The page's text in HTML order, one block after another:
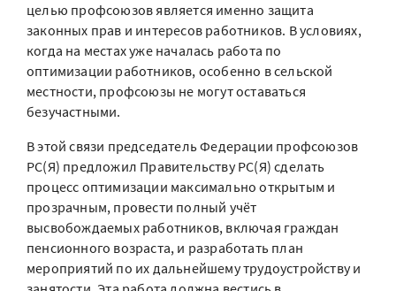
целью профсоюзов является именно защита
законных прав и интересов работников. В условиях,
когда на местах уже началась работа по
оптимизации работников, особенно в сельской
местности, профсоюзы не могут оставаться
безучастными.
В этой связи председатель Федерации профсоюзов
РС(Я) предложил Правительству РС(Я) сделать
процесс оптимизации максимально открытым и
прозрачным, провести полный учёт
высвобождаемых работников, включая граждан
пенсионного возраста, и разработать план
мероприятий по их дальнейшему трудоустройству и